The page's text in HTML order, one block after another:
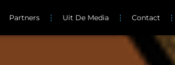
Partners Uit De Media Contact